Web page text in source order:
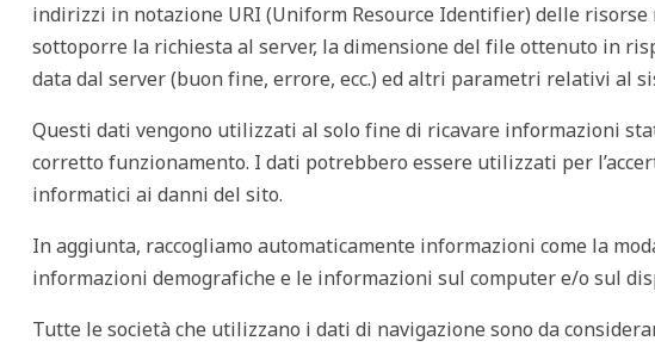
indirizzi in notazione URI (Uniform Resource Identifier) delle
sottoporre la richiesta al server, la dimensione del file ottenuto in
data dal server (buon fine, errore, ecc.) ed altri parametri relativi al
Questi dati vengono utilizzati al solo fine di ricavare informazioni
corretto funzionamento. I dati potrebbero essere utilizzati per
informatici ai danni del sito.
In aggiunta, raccogliamo automaticamente informazioni come la
informazioni demografiche e le informazioni sul computer e/o sul
Tutte le società che utilizzano i dati di navigazione sono da